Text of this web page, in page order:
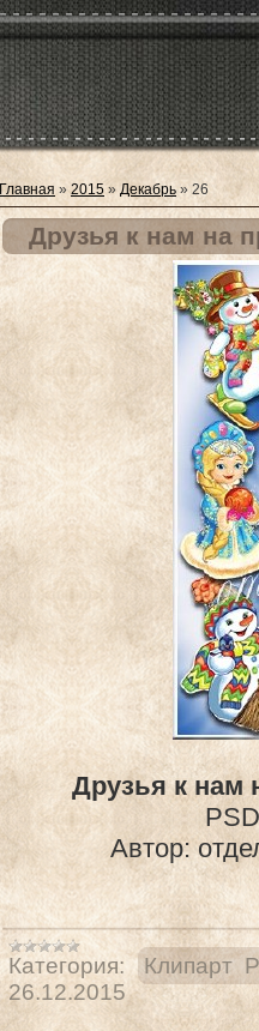
Главная » 2015 » Декабрь » 26
Друзья к нам на
Друзья к нам
Автор:
Категория:
Клипарт
26.12.2015